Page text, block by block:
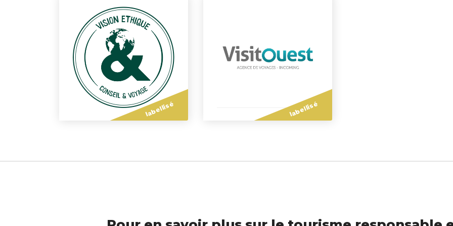
labellisé labellisé